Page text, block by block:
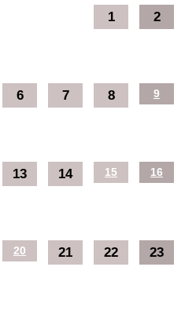
1 2
6 7 8 9
13 14 15 16
20 21 22 23